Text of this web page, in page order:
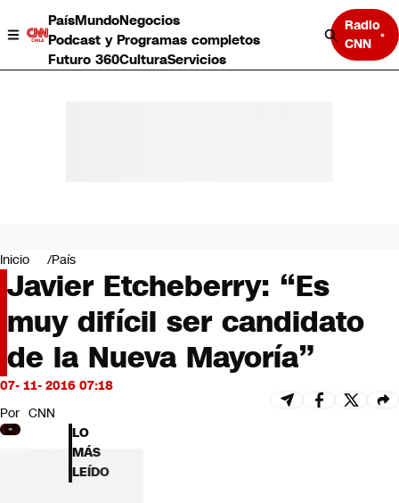
PaísMundoNegocios
Podcast y Programas completos
Futuro 360CulturaServicios
Radio
CNN
Negocios
Deportes
Programas completos
Cultura
Servicios
Bits
CNN tiempo
Futuro 360
Opinión
Inicio País
Javier Etcheberry: “Es
muy difícil ser candidato
de la Nueva Mayoría”
07- 11- 2016 07:18
Por CNN
LO
MÁS
LEÍDO